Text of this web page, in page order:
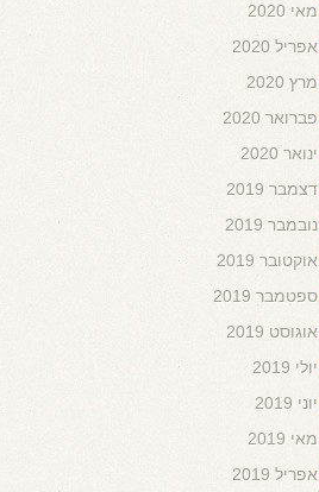
מאי 2020
אפריל 2020
מרץ 2020
פברואר 2020
ינואר 2020
דצמבר 2019
נובמבר 2019
אוקטובר 2019
ספטמבר 2019
אוגוסט 2019
יולי 2019
יוני 2019
מאי 2019
אפריל 2019